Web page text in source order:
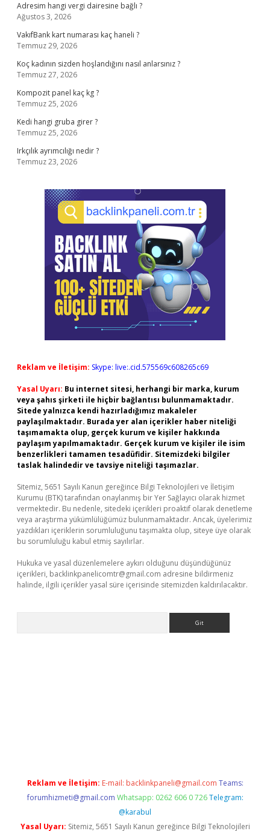
Adresim hangi vergi dairesine bağlı ?
Ağustos 3, 2026
VakıfBank kart numarası kaç haneli ?
Temmuz 29, 2026
Koç kadının sizden hoşlandığını nasıl anlarsınız ?
Temmuz 27, 2026
Kompozit panel kaç kg ?
Temmuz 25, 2026
Kedi hangi gruba girer ?
Temmuz 25, 2026
Irkçılık ayrımcılığı nedir ?
Temmuz 23, 2026
Reklam ve İletişim: Skype: live:.cid.575569c608265c69
Yasal Uyarı: Bu internet sitesi, herhangi bir marka, kurum
veya şahıs şirketi ile hiçbir bağlantısı bulunmamaktadır.
Sitede yalnızca kendi hazırladığımız makaleler
paylaşılmaktadır. Burada yer alan içerikler haber niteliği
taşımamakta olup, gerçek kurum ve kişiler hakkında
paylaşım yapılmamaktadır. Gerçek kurum ve kişiler ile isim
benzerlikleri tamamen tesadüfidir. Sitemizdeki bilgiler
taslak halindedir ve tavsiye niteliği taşımazlar.
Sitemiz, 5651 Sayılı Kanun gereğince Bilgi Teknolojileri ve İletişim
Kurumu (BTK) tarafından onaylanmış bir Yer Sağlayıcı olarak hizmet
vermektedir. Bu nedenle, sitedeki içerikleri proaktif olarak denetleme
veya araştırma yükümlülüğümüz bulunmamaktadır. Ancak, üyelerimiz
yazdıkları içeriklerin sorumluluğunu taşımakta olup, siteye üye olarak
bu sorumluluğu kabul etmiş sayılırlar.
Hukuka ve yasal düzenlemelere aykırı olduğunu düşündüğünüz
içerikleri, backlinkpanelicomtr@gmail.com adresine bildirmeniz
halinde, ilgili içerikler yasal süre içerisinde sitemizden kaldırılacaktır.
Reklam ve İletişim: E-mail: backlinkpaneli@gmail.com Teams:
forumhizmeti@gmail.com Whatsapp: 0262 606 0 726 Telegram:
@karabul
Yasal Uyarı: Sitemiz, 5651 Sayılı Kanun gereğince Bilgi Teknolojileri